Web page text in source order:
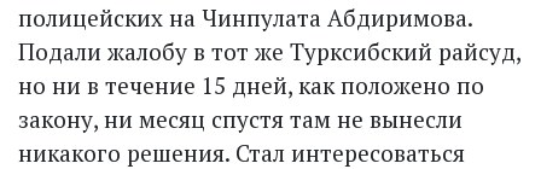
полицейских на Чинпулата Абдиримова.
Подали жалобу в тот же Турк­сибский райсуд,
но ни в течение 15 дней, как положено по
закону, ни месяц спустя там не вынесли
никакого решения. Стал интересоваться